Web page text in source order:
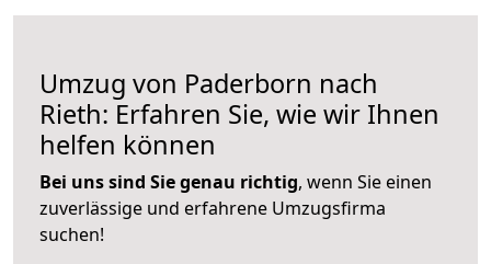
Umzug von Paderborn nach
Rieth: Erfahren Sie, wie wir Ihnen
helfen können
Bei uns sind Sie genau richtig, wenn Sie einen
zuverlässige und erfahrene Umzugsfirma
suchen!